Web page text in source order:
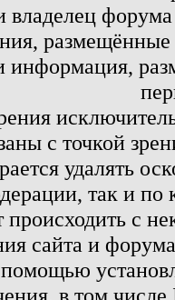
информация,
с точкой
удалять
так и по
с
сайта и
в том